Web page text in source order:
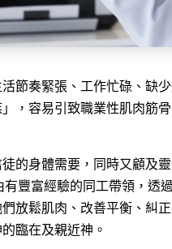
節奏緊張、工作忙碌、缺
」，容易引致職業性肌肉筋
的身體需要，同時又顧及
有豐富經驗的同工帶領，透
放鬆肌肉、改善平衡、糾
臨在及親近神。